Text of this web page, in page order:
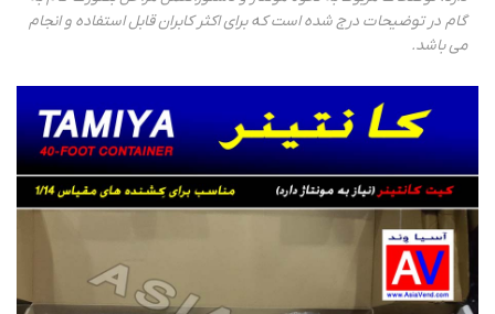
گام در توضیحات درج شده است که برای اکثر کابران قابل استفاده و انجام
می باشد.